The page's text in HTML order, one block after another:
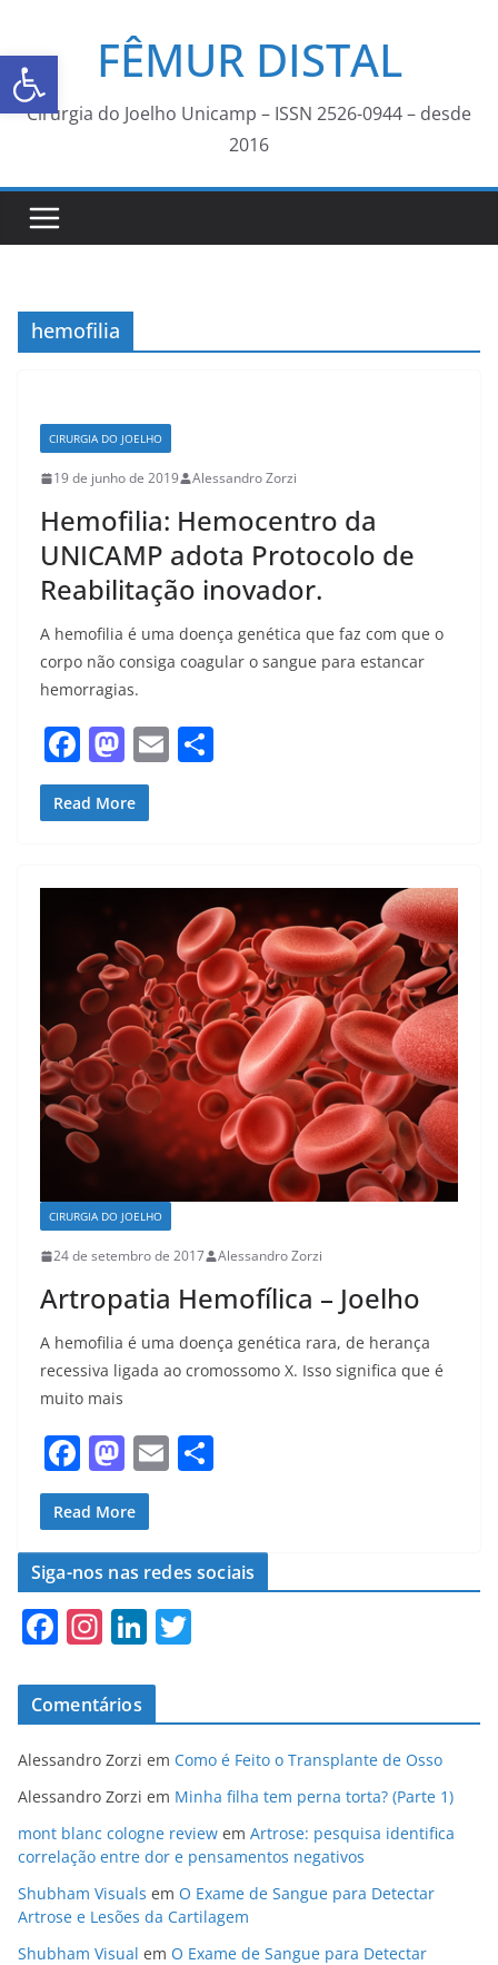
Abrir a barra de ferramentas
FÊMUR DISTAL
Cirurgia do Joelho Unicamp – ISSN 2526-0944 – desde
2016
hemofilia
CIRURGIA DO JOELHO
19 de junho de 2019 Alessandro Zorzi
Hemofilia: Hemocentro da
UNICAMP adota Protocolo de
Reabilitação inovador.
A hemofilia é uma doença genética que faz com que o
corpo não consiga coagular o sangue para estancar
hemorragias.
F
a
c
b
o
k
M
a
st
d
o
n
E
Read More
CIRURGIA DO JOELHO
24 de setembro de 2017 Alessandro Zorzi
Artropatia Hemofílica – Joelho
A hemofilia é uma doença genética rara, de herança
recessiva ligada ao cromossomo X. Isso significa que é
muito mais
F
a
c
e
b
o
k
M
a
st
o
d
o
E
l e
Read More
Siga-nos nas redes sociais
F
c
e
b
o
o
k
In
a
gr
a
m
Li
k
e
dI
n
er
Comentários
Alessandro Zorzi em Como é Feito o Transplante de Osso
Alessandro Zorzi em Minha filha tem perna torta? (Parte 1)
mont blanc cologne review em Artrose: pesquisa identifica
correlação entre dor e pensamentos negativos
Shubham Visuals em O Exame de Sangue para Detectar
Artrose e Lesões da Cartilagem
Shubham Visual em O Exame de Sangue para Detectar